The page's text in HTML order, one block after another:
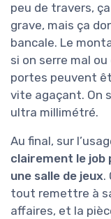
peu de travers,
grave, mais ça
bancale. Le
si on serre mal
portes peuvent
vite agaçant. On
ultra millimétré.
Au final, sur
clairement le job
une salle de jeux.
tout remettre à
affaires, et la